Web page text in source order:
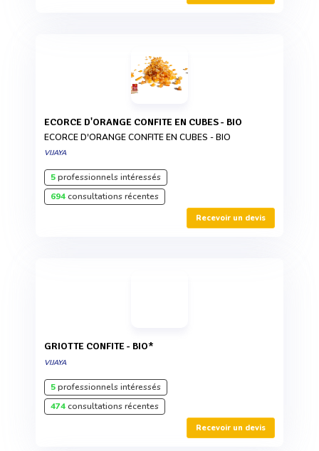
ECORCE D'ORANGE CONFITE EN CUBES - BIO
ECORCE D'ORANGE CONFITE EN CUBES - BIO
VIJAYA
5professionnels intéressés
694consultations récentes
Recevoir un devis
GRIOTTE CONFITE - BIO*
VIJAYA
5professionnels intéressés
474consultations récentes
Recevoir un devis